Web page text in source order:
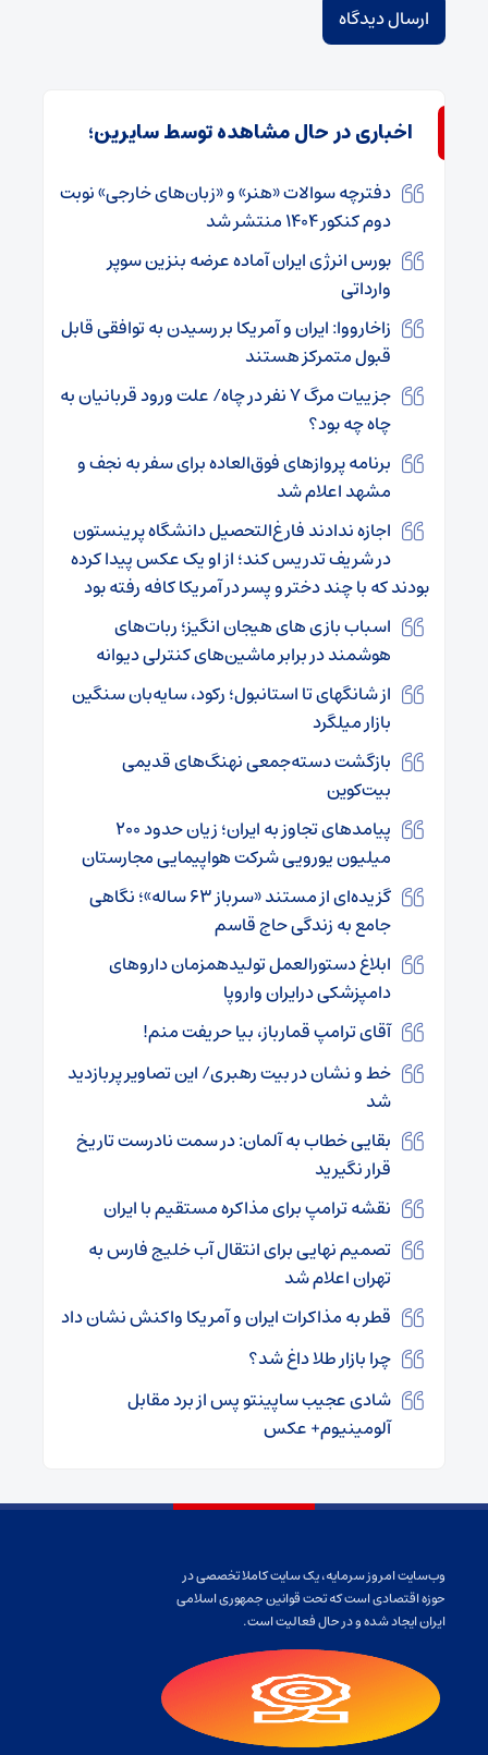
اخباری در حال مشاهده توسط سایرین؛
دفترچه سوالات «هنر» و «زبان‌های خارجی» نوبت
دوم کنکور ۱۴۰۴ منتشر شد
بورس انرژی ایران آماده عرضه بنزین سوپر
وارداتی
زاخارووا: ایران و آمریکا بر رسیدن به توافقی قابل
قبول متمرکز هستند
جزییات مرگ ۷ نفر در چاه/ علت ورود قربانیان به
چاه چه بود؟
برنامه پروازهای فوق‌العاده برای سفر به نجف و
مشهد اعلام شد
اجازه ندادند فارغ‌التحصیل دانشگاه پرینستون
در شریف تدریس کند؛ از او یک عکس پیدا کرده
بودند که با چند دختر و پسر در آمریکا کافه رفته بود
اسباب بازی های هیجان انگیز؛ ربات‌های
هوشمند در برابر ماشین‌های کنترلی دیوانه
از شانگهای تا استانبول؛ رکود، سایه‌بان سنگین
بازار میلگرد
بازگشت دسته‌جمعی نهنگ‌های قدیمی
بیت‌کوین
پیامدهای تجاوز به ایران؛ زیان حدود ۲۰۰
میلیون یورویی شرکت هواپیمایی مجارستان
گزیده‌ای از مستند «سرباز ۶۳ ساله»؛ نگاهی
جامع به زندگی حاج قاسم
ابلاغ دستورالعمل تولیدهمزمان داروهای
دامپزشکی درایران واروپا
آقای ترامپ قمارباز، بیا حریفت منم!
خط و نشان در بیت رهبری/ این تصاویر پربازدید
شد
بقایی خطاب به آلمان: در سمت نادرست تاریخ
قرار نگیرید
نقشه ترامپ برای مذاکره مستقیم با ایران
تصمیم نهایی برای انتقال آب خلیج فارس به
تهران اعلام شد
قطر به مذاکرات ایران و آمریکا واکنش نشان داد
چرا بازار طلا داغ شد؟
شادی عجیب ساپینتو پس از برد مقابل
آلومینیوم+ عکس
وب‌سایت امروز سرمایه، یک سایت کاملا تخصصی در
حوزه اقتصادی است که تحت قوانین جمهوری اسلامی
ایران ایجاد شده و در حال فعالیت است.